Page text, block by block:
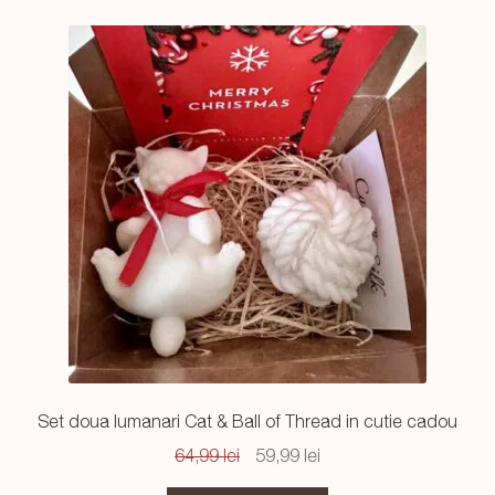
Set doua lumanari Cat & Ball of Thread in cutie cadou
64,99lei
Prețul
59,99 leiPrețul